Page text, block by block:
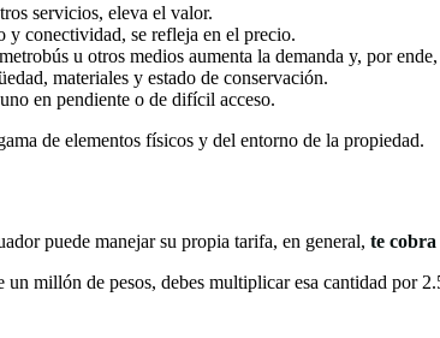
servicios, eleva el valor.
y conectividad, se refleja en el precio.
u otros medios aumenta la demanda y, por
materiales y estado de conservación.
en pendiente o de difícil acceso.
de elementos físicos y del entorno de la propiedad.
puede manejar su propia tarifa, en general, te cobra
millón de pesos, debes multiplicar esa cantidad por